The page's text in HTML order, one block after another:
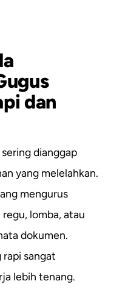
dan
dianggap
yang melelahkan.
mengurus
lomba, atau
dokumen.
rapi sangat
lebih tenang.